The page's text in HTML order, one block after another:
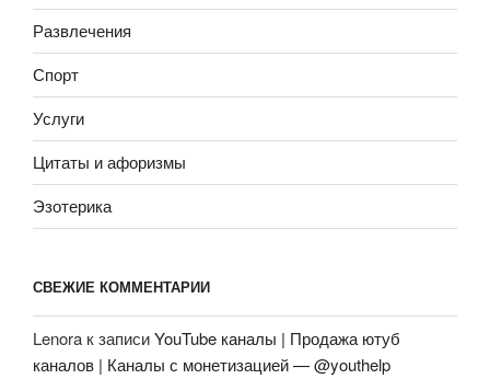
Развлечения
Спорт
Услуги
Цитаты и афоризмы
Эзотерика
СВЕЖИЕ КОММЕНТАРИИ
Lenora к записиYouTube каналы | Продажа ютуб
каналов | Каналы с монетизацией — @youthelp